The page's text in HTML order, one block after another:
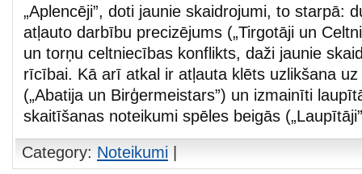
„Aplencēji”, doti jaunie skaidrojumi, to starpā:
atļauto darbību precizējums („Tirgotāji un
un torņu celtniecības konflikts, daži jaunie
rīcībai. Kā arī atkal ir atļauta klēts uzlikšana
(„Abatija un Birģermeistars”) un izmainīti
skaitīšanas noteikumi spēles beigās
Category: Noteikumi